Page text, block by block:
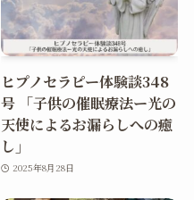
ヒプノセラピー体験談348
号 「子供の催眠療法ー光の
天使によるお漏らしへの癒
し」
2025年8月28日